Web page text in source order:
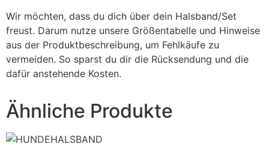
Wir möchten, dass du dich über dein Halsband/Set
freust. Darum nutze unsere Größentabelle und Hinweise
aus der Produktbeschreibung, um Fehlkäufe zu
vermeiden. So sparst du dir die Rücksendung und die
dafür anstehende Kosten.
Ähnliche Produkte